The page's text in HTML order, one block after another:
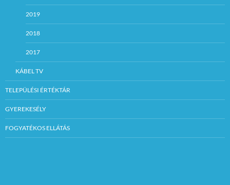
2019
2018
2017
KÁBEL TV
TELEPÜLÉSI ÉRTÉKTÁR
GYEREKESÉLY
FOGYATÉKOS ELLÁTÁS